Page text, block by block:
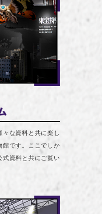
々な資料と共に楽し
館です。ここでしか
式資料と共にご覧い